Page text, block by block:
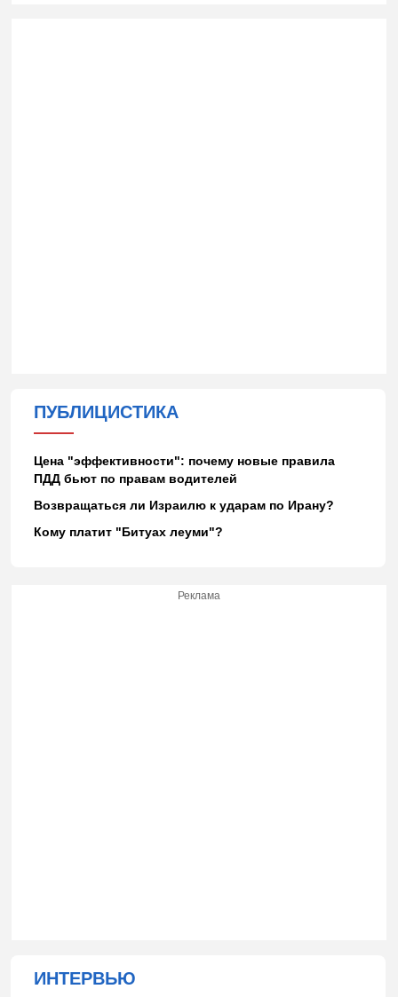
ПУБЛИЦИСТИКА
Цена "эффективности": почему новые правила
ПДД бьют по правам водителей
Возвращаться ли Израилю к ударам по Ирану?
Кому платит "Битуах леуми"?
Реклама
ИНТЕРВЬЮ